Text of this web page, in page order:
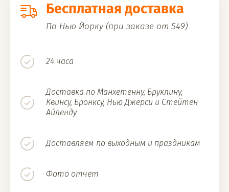
Бесплатная доставка
По Нью Йорку (при заказе от $49)
24 часа
Доставка по Манхетенну, Бруклину,
Квинсу, Бронксу, Нью Джерси и Стейтен
Айленду
Доставляем по выходным и праздникам
Фото отчет